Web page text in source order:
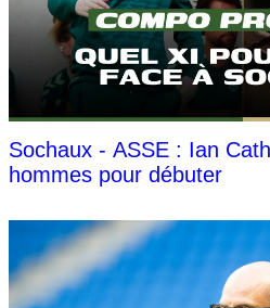
Sochaux - ASSE : Ian
hommes pour débuter